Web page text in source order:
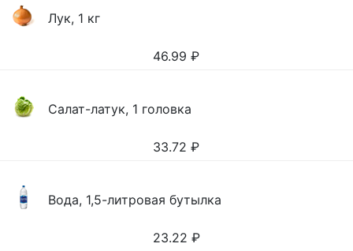
Лук, 1 кг
46.99 ₽
Салат-латук, 1 головка
33.72 ₽
Вода, 1,5-литровая бутылка
23.22 ₽